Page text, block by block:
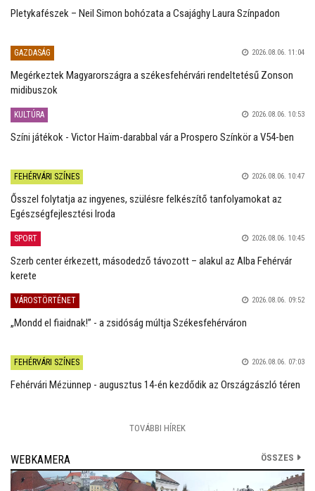
Pletykafészek – Neil Simon bohózata a Csajághy Laura Színpadon
GAZDASÁG 2026.08.06. 11:04
Megérkeztek Magyarországra a székesfehérvári rendeltetésű Zonson
midibuszok
KULTÚRA 2026.08.06. 10:53
Színi játékok - Victor Haïm-darabbal vár a Prospero Színkör a V54-ben
FEHÉRVÁRI SZÍNES 2026.08.06. 10:47
Ősszel folytatja az ingyenes, szülésre felkészítő tanfolyamokat az
Egészségfejlesztési Iroda
SPORT 2026.08.06. 10:45
Szerb center érkezett, másodedző távozott – alakul az Alba Fehérvár
kerete
VÁROSTÖRTÉNET 2026.08.06. 09:52
„Mondd el fiaidnak!” - a zsidóság múltja Székesfehérváron
FEHÉRVÁRI SZÍNES 2026.08.06. 07:03
Fehérvári Mézünnep - augusztus 14-én kezdődik az Országzászló téren
TOVÁBBI HÍREK
WEBKAMERA ÖSSZES